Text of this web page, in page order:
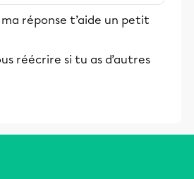
Alloprof engage les élèves
dans la réussite
réponse t’aide un petit
réécrire si tu as d’autres